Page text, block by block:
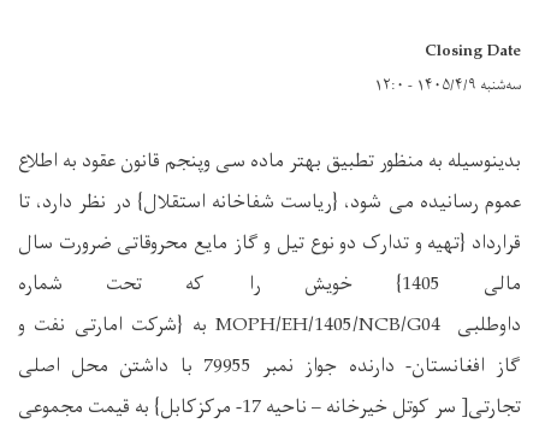
Closing Date
سه‌شنبه ۱۴۰۵/۴/۹ - ۱۲:۰
بدینوسیله به منظور تطبیق بهتر ماده سی وپنجم قانون عقود به اطلاع
عموم رسانیده می شود، {ریاست شفاخانه استقلال} در نظر دارد، تا
قرارداد {تهیه و تدارک دو نوع تیل و گاز مایع محروقاتی ضرورت سال
مالی 1405} خویش را که تحت شماره
داوطلبی MOPH/EH/1405/NCB/G04 به {شرکت امارتی نفت و
گاز افغانستان- دارنده جواز نمبر 79955 با داشتن محل اصلی
تجارتی[ سر کوتل خیرخانه – ناحیه 17- مرکزکابل} به قیمت مجموعی